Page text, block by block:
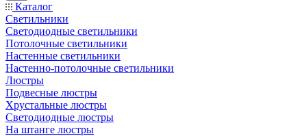
Каталог
Светильники
Светодиодные светильники
Потолочные светильники
Настенные светильники
Настенно-потолочные светильники
Люстры
Подвесные люстры
Хрустальные люстры
Светодиодные люстры
На штанге люстры